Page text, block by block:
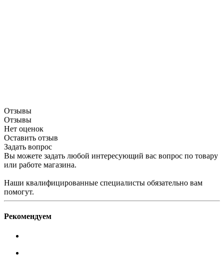
Отзывы
Отзывы
Нет оценок
Оставить отзыв
Задать вопрос
Вы можете задать любой интересующий вас вопрос по товару
или работе магазина.
Наши квалифицированные специалисты обязательно вам
помогут.
Рекомендуем